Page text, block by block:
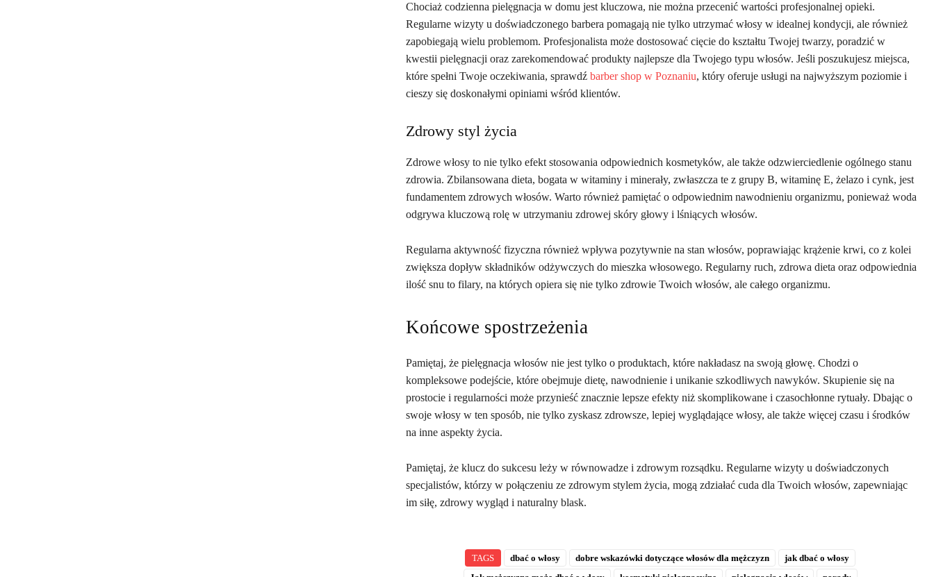
Chociaż codzienna pielęgnacja w domu jest kluczowa, nie można przecenić wartości profesjonalnej opieki.
Regularne wizyty u doświadczonego barbera pomagają nie tylko utrzymać włosy w idealnej kondycji, ale również
zapobiegają wielu problemom. Profesjonalista może dostosować cięcie do kształtu Twojej twarzy, poradzić w
kwestii pielęgnacji oraz zarekomendować produkty najlepsze dla Twojego typu włosów. Jeśli poszukujesz miejsca,
które spełni Twoje oczekiwania, sprawdź barber shop w Poznaniu, który oferuje usługi na najwyższym poziomie i
cieszy się doskonałymi opiniami wśród klientów.
Zdrowy styl życia
Zdrowe włosy to nie tylko efekt stosowania odpowiednich kosmetyków, ale także odzwierciedlenie ogólnego stanu
zdrowia. Zbilansowana dieta, bogata w witaminy i minerały, zwłaszcza te z grupy B, witaminę E, żelazo i cynk, jest
fundamentem zdrowych włosów. Warto również pamiętać o odpowiednim nawodnieniu organizmu, ponieważ woda
odgrywa kluczową rolę w utrzymaniu zdrowej skóry głowy i lśniących włosów.
Regularna aktywność fizyczna również wpływa pozytywnie na stan włosów, poprawiając krążenie krwi, co z kolei
zwiększa dopływ składników odżywczych do mieszka włosowego. Regularny ruch, zdrowa dieta oraz odpowiednia
ilość snu to filary, na których opiera się nie tylko zdrowie Twoich włosów, ale całego organizmu.
Końcowe spostrzeżenia
Pamiętaj, że pielęgnacja włosów nie jest tylko o produktach, które nakładasz na swoją głowę. Chodzi o
kompleksowe podejście, które obejmuje dietę, nawodnienie i unikanie szkodliwych nawyków. Skupienie się na
prostocie i regularności może przynieść znacznie lepsze efekty niż skomplikowane i czasochłonne rytuały. Dbając o
swoje włosy w ten sposób, nie tylko zyskasz zdrowsze, lepiej wyglądające włosy, ale także więcej czasu i środków
na inne aspekty życia.
Pamiętaj, że klucz do sukcesu leży w równowadze i zdrowym rozsądku. Regularne wizyty u doświadczonych
specjalistów, którzy w połączeniu ze zdrowym stylem życia, mogą zdziałać cuda dla Twoich włosów, zapewniając
im siłę, zdrowy wygląd i naturalny blask.
TAGS dbać o włosy dobre wskazówki dotyczące włosów dla mężczyzn
jak dbać o włosy